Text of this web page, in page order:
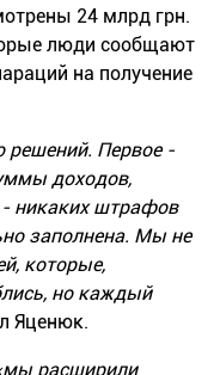
24 млрд грн.
люди сообщают
на получение
решений. Первое -
доходов,
никаких штрафов
заполнена. Мы не
которые,
но каждый
Яценюк.
расширили